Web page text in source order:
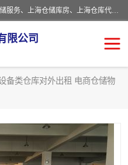
上海星力仓储服务有限公司从事：上海仓储服务、上海仓储库房、上海仓库代运营、上海仓库对外出租、上海仓库外包、上海三方仓储、上海电商仓储代发、上海电商代发货仓库、上海托管仓库、上海仓储配送。上海星力仓储服务有限公司现在拥有100个分仓、10万余平方的标准库房，精炼员工几百名，与几千家客户合作，公司已跻身上海仓储行业前列。欢迎来电咨询！
限公司
备类仓库对外出租 电商仓储物
上海仓库外包
上海托管仓库